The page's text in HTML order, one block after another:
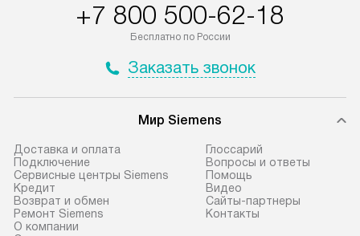
+7 800 500-62-18
Бесплатно по России
Заказать звонок
Мир Siemens
Доставка и оплата
Подключение
Сервисные центры Siemens
Кредит
Возврат и обмен
Ремонт Siemens
О компании
Глоссарий
Вопросы и ответы
Помощь
Видео
Сайты-партнеры
Контакты